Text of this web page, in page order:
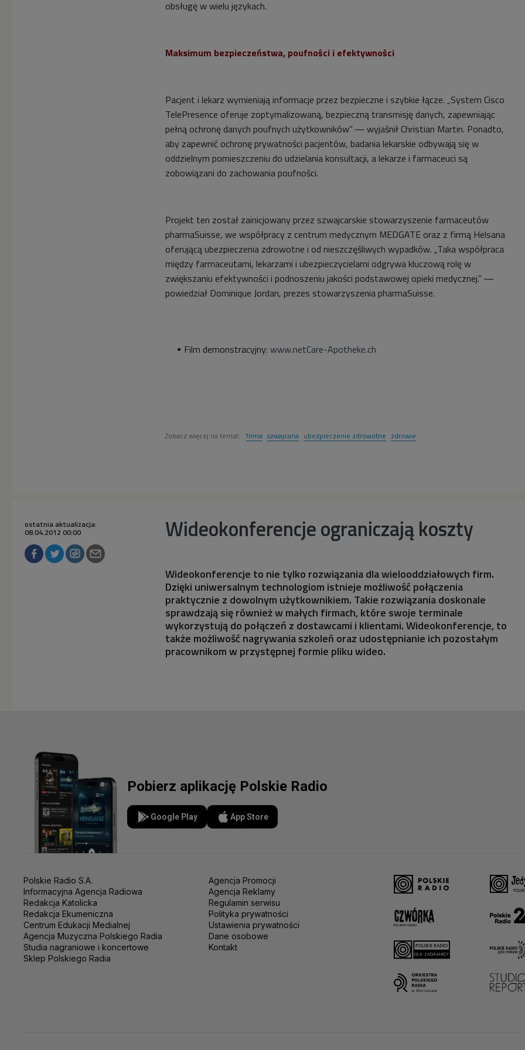
obsługę w wielu językach.
Maksimum bezpieczeństwa, poufności i efektywności
Pacjent i lekarz wymieniają informacje przez bezpieczne i szybkie łącze. „System Cisco
TelePresence oferuje zoptymalizowaną, bezpieczną transmisję danych, zapewniając
pełną ochronę danych poufnych użytkowników” ― wyjaśnił Christian Martin. Ponadto,
aby zapewnić ochronę prywatności pacjentów, badania lekarskie odbywają się w
oddzielnym pomieszczeniu do udzielania konsultacji, a lekarze i farmaceuci są
zobowiązani do zachowania poufności.
Projekt ten został zainicjowany przez szwajcarskie stowarzyszenie farmaceutów
pharmaSuisse, we współpracy z centrum medycznym MEDGATE oraz z firmą Helsana
oferującą ubezpieczenia zdrowotne i od nieszczęśliwych wypadków. „Taka współpraca
między farmaceutami, lekarzami i ubezpieczycielami odgrywa kluczową rolę w
zwiększaniu efektywności i podnoszeniu jakości podstawowej opieki medycznej.” ―
powiedział Dominique Jordan, prezes stowarzyszenia pharmaSuisse.
Film demonstracyjny: www.netCare-Apotheke.ch
Zobacz więcej na temat: firma szwajcaria ubezpieczenie zdrowotne zdrowie
Wideokonferencje ograniczają koszty
ostatnia aktualizacja:
08.04.2012 00:00
Wideokonferencje to nie tylko rozwiązania dla wielooddziałowych firm.
Dzięki uniwersalnym technologiom istnieje możliwość połączenia
praktycznie z dowolnym użytkownikiem. Takie rozwiązania doskonale
sprawdzają się również w małych firmach, które swoje terminale
wykorzystują do połączeń z dostawcami i klientami. Wideokonferencje, to
także możliwość nagrywania szkoleń oraz udostępnianie ich pozostałym
pracownikom w przystępnej formie pliku wideo.
Pobierz aplikację Polskie Radio
Google Play App Store
Polskie Radio S.A.
Informacyjna Agencja Radiowa
Redakcja Katolicka
Redakcja Ekumeniczna
Centrum Edukacji Medialnej
Agencja Muzyczna Polskiego Radia
Studia nagraniowe i koncertowe
Sklep Polskiego Radia
Agencja Promocji
Agencja Reklamy
Regulamin serwisu
Polityka prywatności
Ustawienia prywatności
Dane osobowe
Kontakt